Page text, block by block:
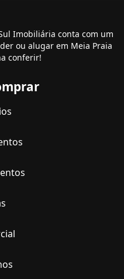
Imobiliária conta com um
ou alugar em Meia Praia
conferir!